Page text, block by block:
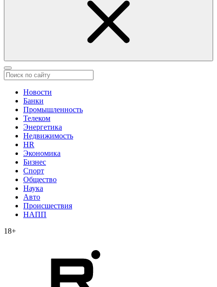
Новости
Банки
Промышленность
Телеком
Энергетика
Недвижимость
HR
Экономика
Бизнес
Спорт
Общество
Наука
Авто
Происшествия
НАПП
18+